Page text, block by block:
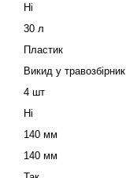
Ні
30 л
Пластик
Викид у травозбірник
4 шт
Ні
140 мм
140 мм